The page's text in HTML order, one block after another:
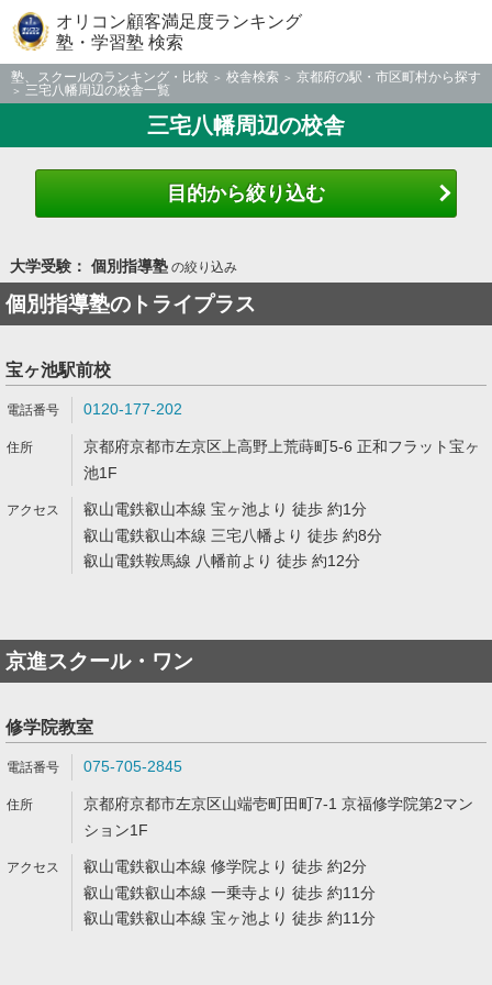
オリコン顧客満足度ランキング
塾・学習塾 検索
塾、スクールのランキング・比較 校舎検索
京都府の駅・市区町村から探す
三宅八幡周辺の校舎一覧
三宅八幡周辺の校舎
目的から絞り込む
大学受験： 個別指導塾の絞り込み
個別指導塾のトライプラス
宝ヶ池駅前校
0120-177-202
京都府京都市左京区上高野上荒蒔町5-6 正和フラット宝ヶ
池1F
叡山電鉄叡山本線 宝ヶ池より 徒歩 約1分
叡山電鉄叡山本線 三宅八幡より 徒歩 約8分
叡山電鉄鞍馬線 八幡前より 徒歩 約12分
京進スクール・ワン
修学院教室
075-705-2845
京都府京都市左京区山端壱町田町7-1 京福修学院第2マン
ション1F
叡山電鉄叡山本線 修学院より 徒歩 約2分
叡山電鉄叡山本線 一乗寺より 徒歩 約11分
叡山電鉄叡山本線 宝ヶ池より 徒歩 約11分